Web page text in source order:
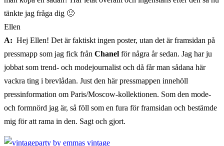
tänkte jag fråga dig 🙂
Ellen
A: Hej Ellen! Det är faktiskt ingen poster, utan det är framsidan på
pressmapp som jag fick från Chanel för några år sedan. Jag har ju
jobbat som trend- och modejournalist och då får man sådana här
vackra ting i brevlådan. Just den här pressmappen innehöll
pressinformation om Paris/Moscow-kollektionen. Som den mode-
och formnörd jag är, så föll som en fura för framsidan och bestämde
mig för att rama in den. Sagt och gjort.